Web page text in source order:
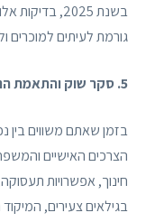
בשנת 2025,
גורמת לעיתים למוכרים
5. סקר שוק והתאמת הנכס לצורכי המשפחה
בזמן שאתם משווים בין
הצרכים האישיים
חינוך, אפשרויות
בגילאים צעירים,